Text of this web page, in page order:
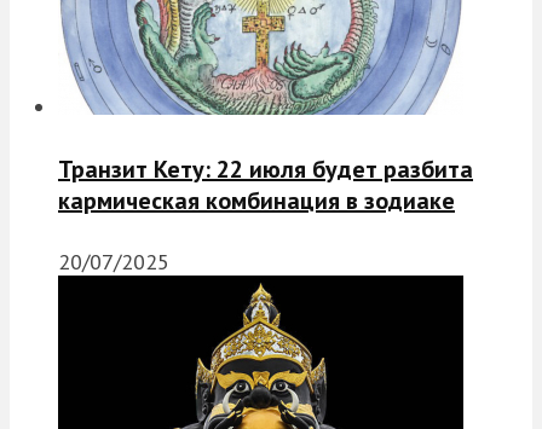
Транзит Кету: 22 июля будет разбита
кармическая комбинация в зодиаке
20/07/2025